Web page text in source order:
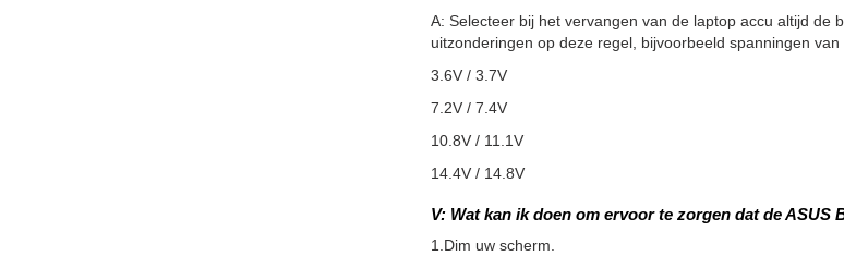
A: Selecteer bij het vervangen van de laptop accu altijd de
uitzonderingen op deze regel, bijvoorbeeld spanningen
3.6V / 3.7V
7.2V / 7.4V
10.8V / 11.1V
14.4V / 14.8V
V: Wat kan ik doen om ervoor te zorgen dat de ASUS
1.Dim uw scherm.